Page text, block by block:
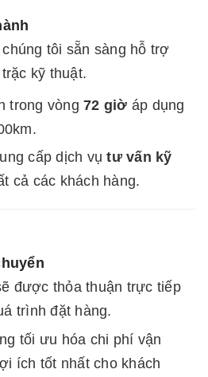
tôi sẵn sàng hỗ trợ
kỹ thuật.
trong vòng 72 giờ áp dụng
cấp dịch vụtư vấn kỹ
cả các khách hàng.
được thỏa thuận trực tiếp
trình đặt hàng.
tối ưu hóa chi phí vận
ích tốt nhất cho khách